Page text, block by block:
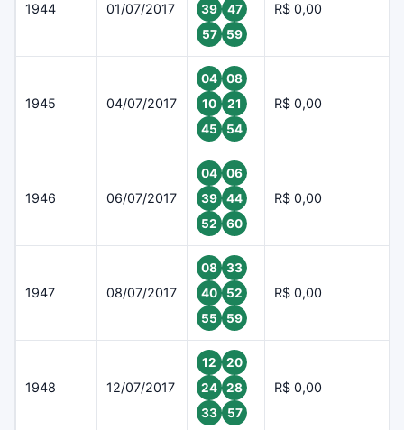
1944 01/07/2017
39
47
57
59
R$ 0,00
1945 04/07/2017
04
08
10
21
45
54
R$ 0,00
1946 06/07/2017
04
06
39
44
52
60
R$ 0,00
1947 08/07/2017
08
33
40
52
55
59
R$ 0,00
1948 12/07/2017
12
20
24
28
33
57
R$ 0,00